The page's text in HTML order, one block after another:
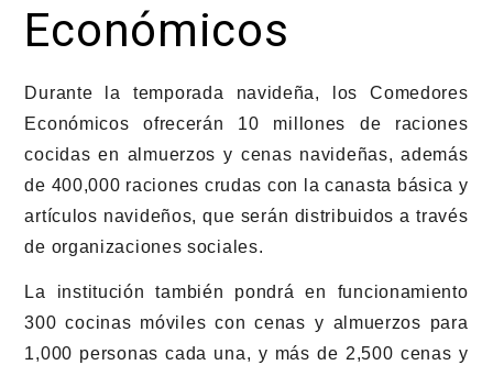
Económicos
Durante la temporada navideña, los Comedores
Económicos ofrecerán 10 millones de raciones
cocidas en almuerzos y cenas navideñas, además
de 400,000 raciones crudas con la canasta básica y
artículos navideños, que serán distribuidos a través
de organizaciones sociales.
La institución también pondrá en funcionamiento
300 cocinas móviles con cenas y almuerzos para
1,000 personas cada una, y más de 2,500 cenas y